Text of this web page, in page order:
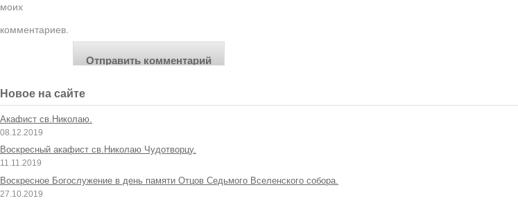
моих
комментариев.
Новое на сайте
Акафист св.Николаю.
08.12.2019
Воскресный акафист св.Николаю Чудотворцу.
11.11.2019
Воскресное Богослужение в день памяти Отцов Седьмого Вселенского собора.
27.10.2019